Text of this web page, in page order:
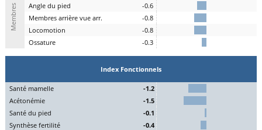
Membres
Angle du pied
-0.6
Membres arrière vue arr.
-0.8
Locomotion
-0.8
Ossature -0.3
Index Fonctionnels
Santé mamelle
-1.2
Acétonémie
-1.5
Santé du pied
-0.1
Synthèse fertilité
-0.4